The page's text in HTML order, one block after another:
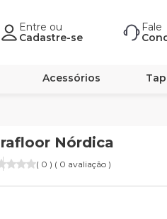
Entre ou
Cadastre-se
Fale
Acessórios
Nórdica
( 0 ) ( 0 avaliação )